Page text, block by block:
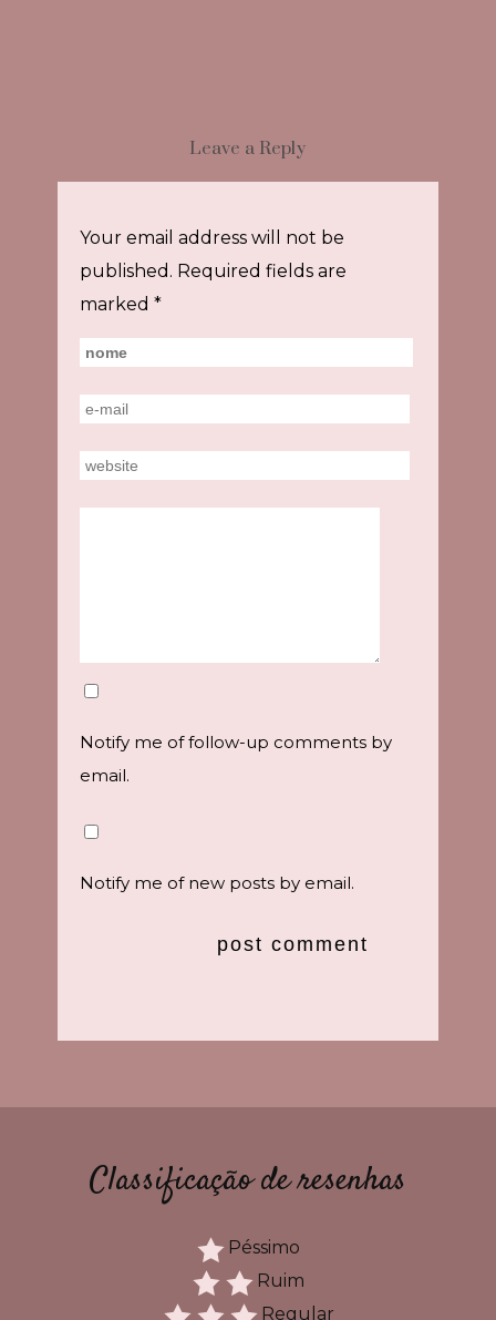
Leave a Reply
Your email address will not be
published. Required fields are
marked *
Notify me of follow-up comments by
email.
Notify me of new posts by email.
Classificação de resenhas
Péssimo
Ruim
Regular